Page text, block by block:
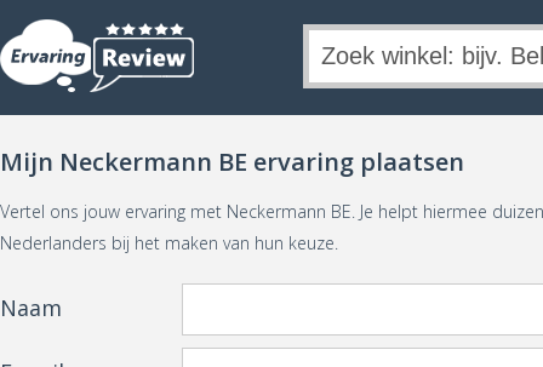
Mijn Neckermann BE ervaring plaatsen
Vertel ons jouw ervaring met Neckermann BE. Je helpt hiermee
Nederlanders bij het maken van hun keuze.
Naam